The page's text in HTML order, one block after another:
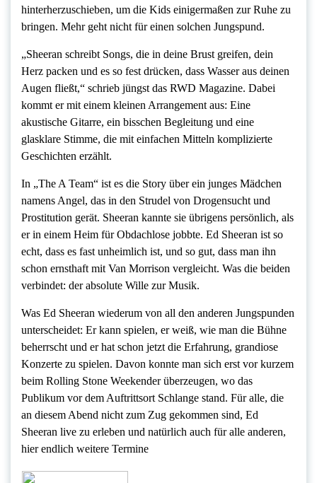
hinterherzuschieben, um die Kids einigermaßen zur Ruhe zu
bringen. Mehr geht nicht für einen solchen Jungspund.
„Sheeran schreibt Songs, die in deine Brust greifen, dein
Herz packen und es so fest drücken, dass Wasser aus deinen
Augen fließt,“ schrieb jüngst das RWD Magazine. Dabei
kommt er mit einem kleinen Arrangement aus: Eine
akustische Gitarre, ein bisschen Begleitung und eine
glasklare Stimme, die mit einfachen Mitteln komplizierte
Geschichten erzählt.
In „The A Team“ ist es die Story über ein junges Mädchen
namens Angel, das in den Strudel von Drogensucht und
Prostitution gerät. Sheeran kannte sie übrigens persönlich, als
er in einem Heim für Obdachlose jobbte. Ed Sheeran ist so
echt, dass es fast unheimlich ist, und so gut, dass man ihn
schon ernsthaft mit Van Morrison vergleicht. Was die beiden
verbindet: der absolute Wille zur Musik.
Was Ed Sheeran wiederum von all den anderen Jungspunden
unterscheidet: Er kann spielen, er weiß, wie man die Bühne
beherrscht und er hat schon jetzt die Erfahrung, grandiose
Konzerte zu spielen. Davon konnte man sich erst vor kurzem
beim Rolling Stone Weekender überzeugen, wo das
Publikum vor dem Auftrittsort Schlange stand. Für alle, die
an diesem Abend nicht zum Zug gekommen sind, Ed
Sheeran live zu erleben und natürlich auch für alle anderen,
hier endlich weitere Termine